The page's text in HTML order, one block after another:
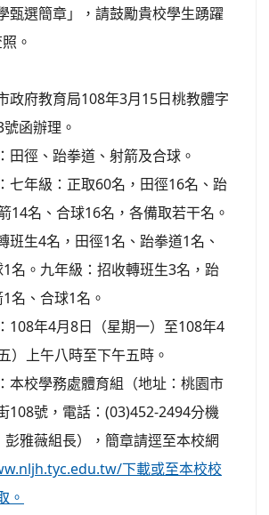
甄選簡章」，請鼓勵貴校學生踴躍
。
政府教育局108年3月15日桃教體字
函辦理。
田徑、跆拳道、射箭及合球。
七年級：正取60名，田徑16名、跆
14名、合球16名，各備取若干名。
班生4名，田徑1名、跆拳道1名、
名。九年級：招收轉班生3名，跆
名、合球1名。
108年4月8日（星期一）至108年4
）上午八時至下午五時。
本校學務處體育組（地址：桃園市
108號，電話：(03)452-2494分機
雅薇組長），簡章請逕至本校網
下載或至本校校
。